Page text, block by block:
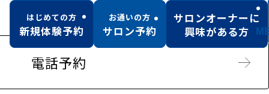
電話予約
はじめての方
新規体験予約
お通いの方
サロン予約
サロンオーナーに
興味がある方